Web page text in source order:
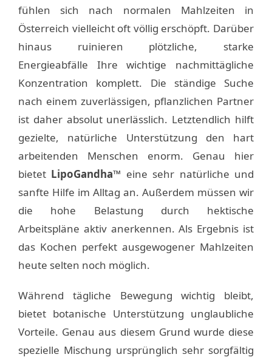
fühlen sich nach normalen Mahlzeiten in
Österreich vielleicht oft völlig erschöpft. Darüber
hinaus ruinieren plötzliche, starke
Energieabfälle Ihre wichtige nachmittägliche
Konzentration komplett. Die ständige Suche
nach einem zuverlässigen, pflanzlichen Partner
ist daher absolut unerlässlich. Letztendlich hilft
gezielte, natürliche Unterstützung den hart
arbeitenden Menschen enorm. Genau hier
bietet LipoGandha™ eine sehr natürliche und
sanfte Hilfe im Alltag an. Außerdem müssen wir
die hohe Belastung durch hektische
Arbeitspläne aktiv anerkennen. Als Ergebnis ist
das Kochen perfekt ausgewogener Mahlzeiten
heute selten noch möglich.
Während tägliche Bewegung wichtig bleibt,
bietet botanische Unterstützung unglaubliche
Vorteile. Genau aus diesem Grund wurde diese
spezielle Mischung ursprünglich sehr sorgfältig